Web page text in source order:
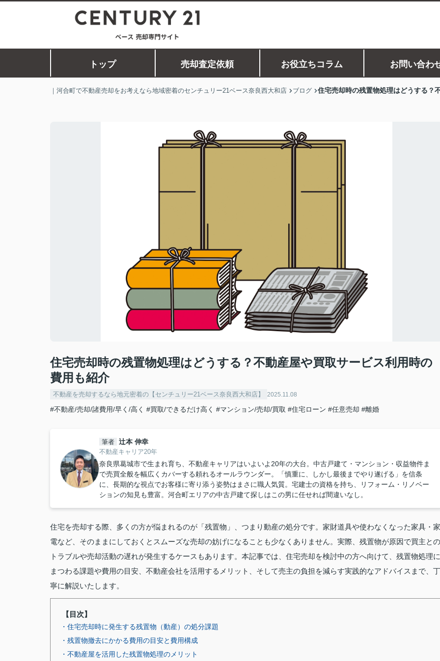
トップ 売却査定依頼 お役立ちコラム お問い合わ
｜河合町で不動産売却をお考えなら地域密着のセンチュリー21ベース奈良西大和店 ブログ 住宅売却時の残置物処理はどうする？
住宅売却時の残置物処理はどうする？不動産屋や買取サービス利用時の
費用も紹介
不動産を売却するなら地元密着の【センチュリー21ベース奈良西大和店】 2025.11.08
#不動産/売却/諸費用/早く/高く #買取/できるだけ高く #マンション/売却/買取 #住宅ローン #任意売却 #離婚
筆者 辻本 伸幸
不動産キャリア20年
奈良県葛城市で生まれ育ち、不動産キャリアはいよいよ20年の大台。中古戸建て・マンション・収益物件ま
で売買全般を幅広くカバーする頼れるオールラウンダー。「慎重に、しかし最後までやり遂げる」を信条
に、長期的な視点でお客様に寄り添う姿勢はまさに職人気質。宅建士の資格を持ち、リフォーム・リノベー
ションの知見も豊富。河合町エリアの中古戸建て探しはこの男に任せれば間違いなし。
住宅を売却する際、多くの方が悩まれるのが「残置物」、つまり動産の処分です。家財道具や使わなくなった家具・家
電など、そのままにしておくとスムーズな売却の妨げになることも少なくありません。実際、残置物が原因で買主との
トラブルや売却活動の遅れが発生するケースもあります。本記事では、住宅売却を検討中の方へ向けて、残置物処理に
まつわる課題や費用の目安、不動産会社を活用するメリット、そして売主の負担を減らす実践的なアドバイスまで、丁
寧に解説いたします。
【目次】
・住宅売却時に発生する残置物（動産）の処分課題
・残置物撤去にかかる費用の目安と費用構成
・不動産屋を活用した残置物処理のメリット